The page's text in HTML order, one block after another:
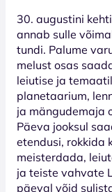
30. augustini
annab sulle
tundi. Palume
melust osas
leiutise ja
planetaarium,
ja mängudemaja
Päeva jooksul
etendusi, rokkida
meisterdada,
ja teiste vahvate
päeval võid